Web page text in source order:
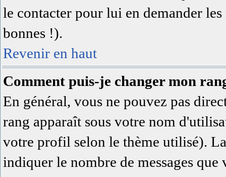
le contacter pour lui en demander
bonnes !).
Revenir en haut
Comment puis-je changer mon
En général, vous ne pouvez pas
rang apparaît sous votre nom
votre profil selon le thème utilisé).
indiquer le nombre de messages